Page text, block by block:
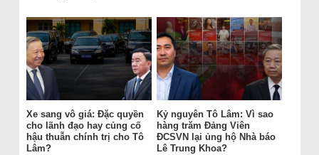
Xe sang vô giá: Đặc quyền
cho lãnh đạo hay củng cố
hậu thuẫn chính trị cho Tô
Lâm?
Kỷ nguyên Tô Lâm: Vì sao
hàng trăm Đảng Viên
ĐCSVN lại ủng hộ Nhà báo
Lê Trung Khoa?